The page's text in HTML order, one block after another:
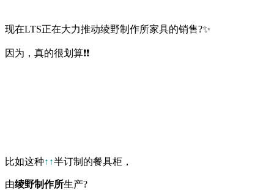
现在LTS正在大力推动绫野制作所家具的销售?✨
因为，真的很划算❗❗
比如这种↑↑半订制的餐具柜，
由绫野制作所生产?